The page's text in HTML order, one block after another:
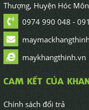
Thượng, Huyện Hóc
0974 990 048 -
maykhangthinh.vn
CAM KẾT CỦA
Chính sách đổi trả